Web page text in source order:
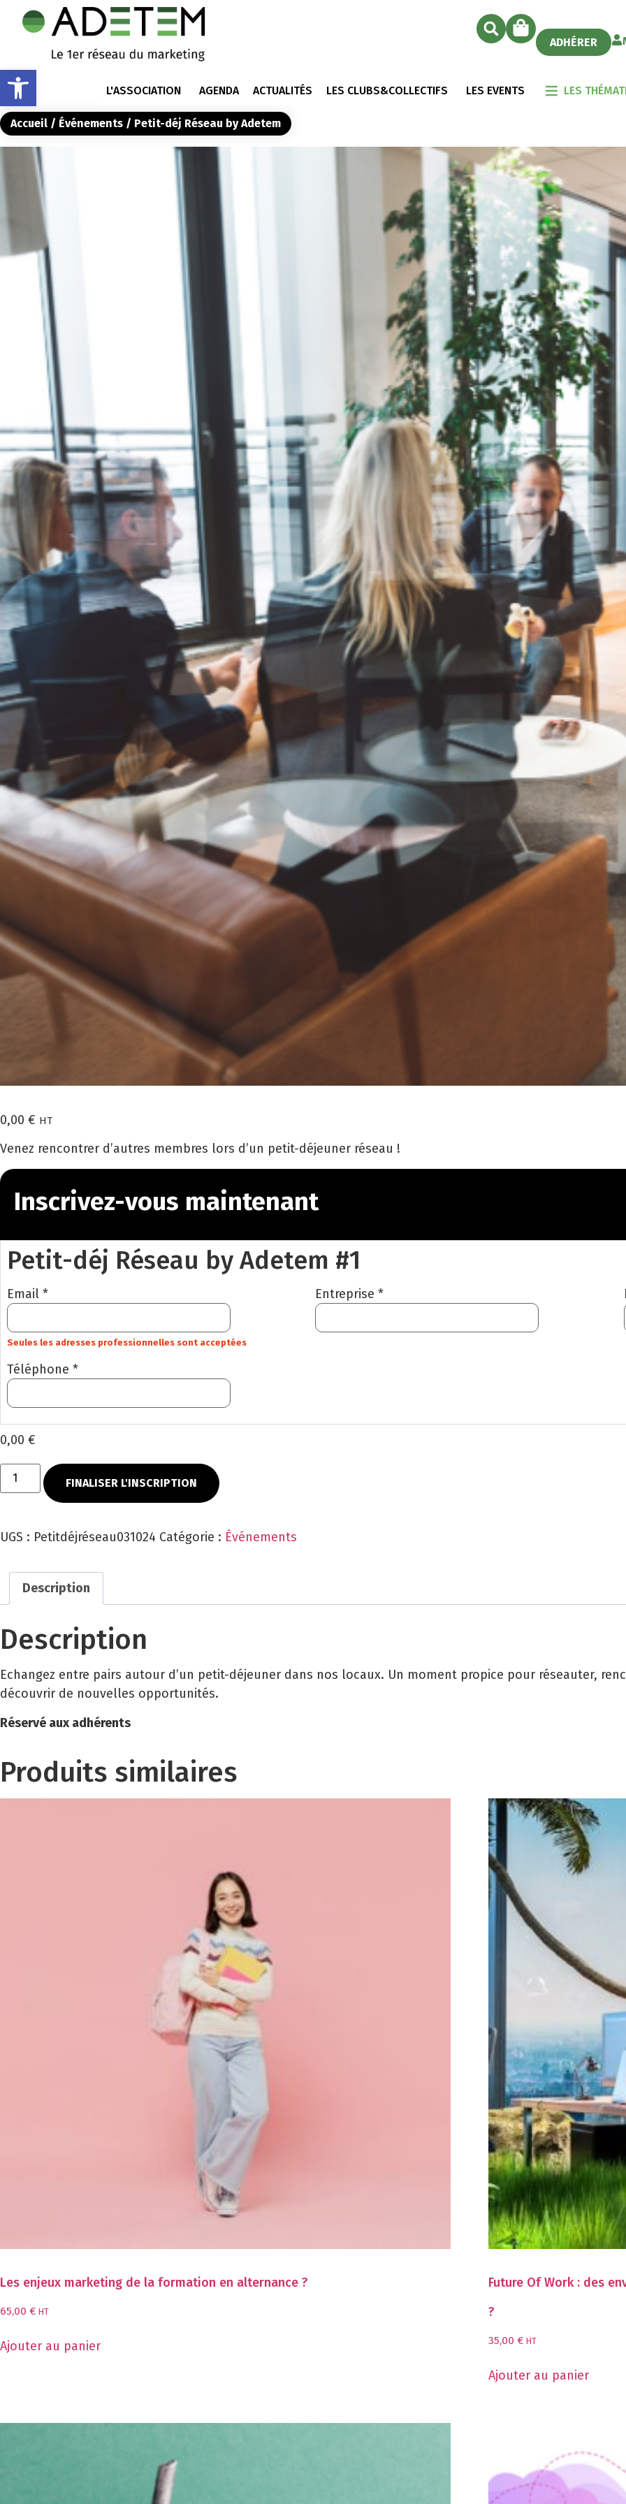
Ouvrir la barre d’outils
ADHÉRER
L'ASSOCIATION AGENDA ACTUALITÉS LES CLUBS&COLLECTIFS LES EVENTS LES
Accueil / Événements / Petit-déj Réseau by Adetem
0,00 € HT
Venez rencontrer d’autres membres lors d’un petit-déjeuner réseau !
Inscrivez-vous maintenant
Petit-déj Réseau by Adetem #1
Email *
Seules les adresses professionnelles sont acceptées
Entreprise *
Téléphone *
0,00 €
FINALISER L'INSCRIPTION
UGS : Petitdéjréseau031024 Catégorie : Événements
Description
Description
Echangez entre pairs autour d’un petit-déjeuner dans nos locaux. Un moment propice pour réseauter,
découvrir de nouvelles opportunités.
Réservé aux adhérents
Produits similaires
Les enjeux marketing de la formation en alternance ?
65,00 € HT
Ajouter au panier
Future Of Work : des
?
35,00 € HT
Ajouter au panier